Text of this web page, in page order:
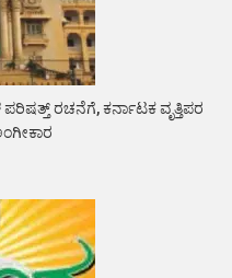
ರಚನೆಗೆ, ಕರ್ನಾಟಕ ವೃತ್ತಿಪರ